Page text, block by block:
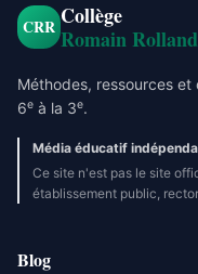
CRR Collège
Romain Rolland
Méthodes, ressources et
6e à la 3e.
Média éducatif
Ce site n'est pas le site
établissement public,
Blog